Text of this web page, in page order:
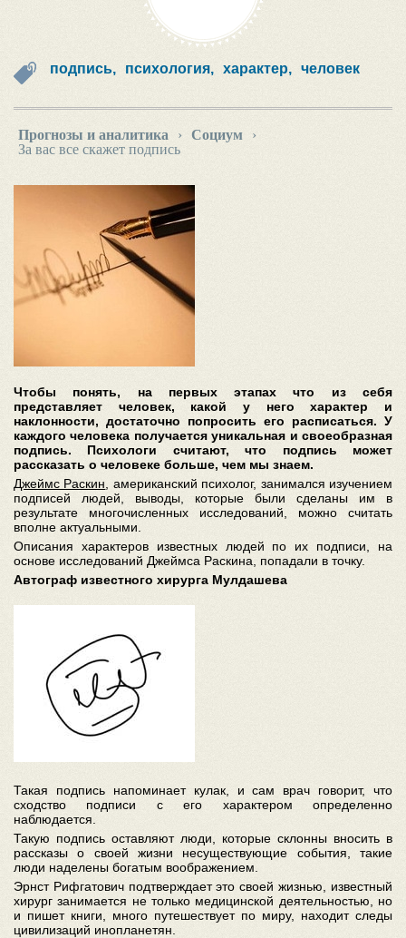
подпись, психология, характер, человек
Прогнозы и аналитика › Социум
›
За вас все скажет подпись
Чтобы понять, на первых этапах что из себя
представляет человек, какой у него характер и
наклонности, достаточно попросить его расписаться. У
каждого человека получается уникальная и своеобразная
подпись. Психологи считают, что подпись может
рассказать о человеке больше, чем мы знаем.
Джеймс Раскин , американский психолог, занимался изучением
подписей людей, выводы, которые были сделаны им в
результате многочисленных исследований, можно считать
вполне актуальными.
Описания характеров известных людей по их подписи, на
основе исследований Джеймса Раскина, попадали в точку.
Автограф известного хирурга Мулдашева
Такая подпись напоминает кулак, и сам врач говорит, что
сходство подписи с его характером определенно
наблюдается.
Такую подпись оставляют люди, которые склонны вносить в
рассказы о своей жизни несуществующие события, такие
люди наделены богатым воображением.
Эрнст Рифгатович подтверждает это своей жизнью, известный
хирург занимается не только медицинской деятельностью, но
и пишет книги, много путешествует по миру, находит следы
цивилизаций инопланетян.